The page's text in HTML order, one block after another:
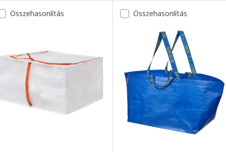
Összehasonlítás Összehasonlítás